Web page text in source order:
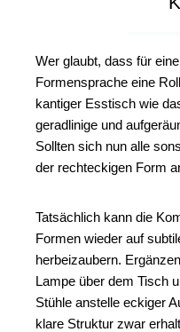
Wer glaubt, dass für
Formensprache eine
kantiger Esstisch wie
geradlinige und
Sollten sich nun alle
der rechteckigen Form
Tatsächlich kann die
Formen wieder auf
herbeizaubern.
Lampe über dem Tisch
Stühle anstelle eckiger
klare Struktur zwar